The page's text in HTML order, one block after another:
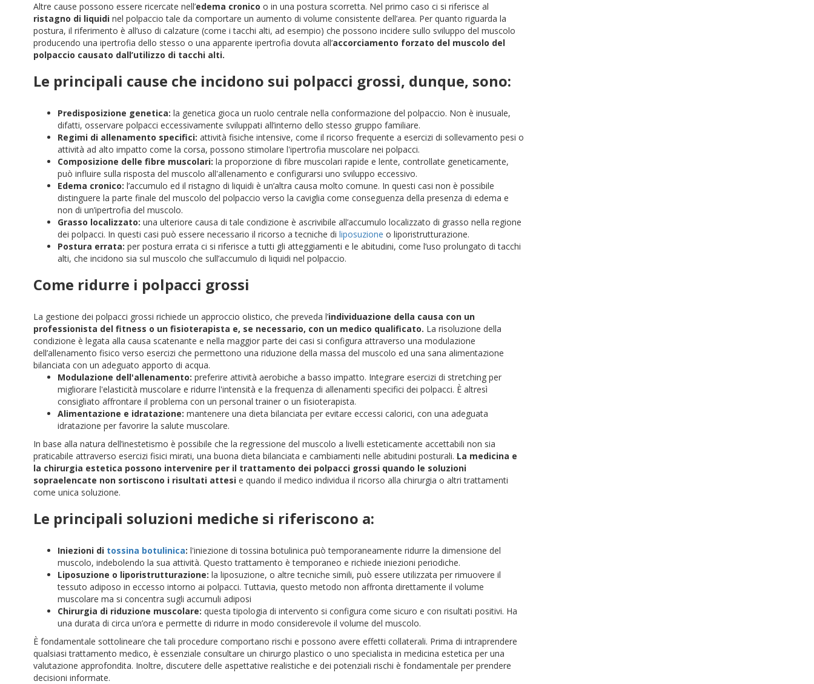
Altre cause possono essere ricercate nell’edema cronico o in una postura scorretta. Nel primo caso ci si riferisce al
ristagno di liquidi nel polpaccio tale da comportare un aumento di volume consistente dell’area. Per quanto riguarda la
postura, il riferimento è all’uso di calzature (come i tacchi alti, ad esempio) che possono incidere sullo sviluppo del muscolo
producendo una ipertrofia dello stesso o una apparente ipertrofia dovuta all’accorciamento forzato del muscolo del
polpaccio causato dall’utilizzo di tacchi alti.
Le principali cause che incidono sui polpacci grossi, dunque, sono:
Predisposizione genetica: la genetica gioca un ruolo centrale nella conformazione del polpaccio. Non è inusuale,
difatti, osservare polpacci eccessivamente sviluppati all’interno dello stesso gruppo familiare.
Regimi di allenamento specifici: attività fisiche intensive, come il ricorso frequente a esercizi di sollevamento pesi o
attività ad alto impatto come la corsa, possono stimolare l'ipertrofia muscolare nei polpacci.
Composizione delle fibre muscolari: la proporzione di fibre muscolari rapide e lente, controllate geneticamente,
può influire sulla risposta del muscolo all'allenamento e configurarsi uno sviluppo eccessivo.
Edema cronico: l’accumulo ed il ristagno di liquidi è un’altra causa molto comune. In questi casi non è possibile
distinguere la parte finale del muscolo del polpaccio verso la caviglia come conseguenza della presenza di edema e
non di un’ipertrofia del muscolo.
Grasso localizzato: una ulteriore causa di tale condizione è ascrivibile all’accumulo localizzato di grasso nella regione
dei polpacci. In questi casi può essere necessario il ricorso a tecniche di liposuzione o liporistrutturazione.
Postura errata: per postura errata ci si riferisce a tutti gli atteggiamenti e le abitudini, come l’uso prolungato di tacchi
alti, che incidono sia sul muscolo che sull’accumulo di liquidi nel polpaccio.
Come ridurre i polpacci grossi
La gestione dei polpacci grossi richiede un approccio olistico, che preveda l’individuazione della causa con un
professionista del fitness o un fisioterapista e, se necessario, con un medico qualificato. La risoluzione della
condizione è legata alla causa scatenante e nella maggior parte dei casi si configura attraverso una modulazione
dell’allenamento fisico verso esercizi che permettono una riduzione della massa del muscolo ed una sana alimentazione
bilanciata con un adeguato apporto di acqua.
Modulazione dell'allenamento: preferire attività aerobiche a basso impatto. Integrare esercizi di stretching per
migliorare l'elasticità muscolare e ridurre l'intensità e la frequenza di allenamenti specifici dei polpacci. È altresì
consigliato affrontare il problema con un personal trainer o un fisioterapista.
Alimentazione e idratazione: mantenere una dieta bilanciata per evitare eccessi calorici, con una adeguata
idratazione per favorire la salute muscolare.
In base alla natura dell’inestetismo è possibile che la regressione del muscolo a livelli esteticamente accettabili non sia
praticabile attraverso esercizi fisici mirati, una buona dieta bilanciata e cambiamenti nelle abitudini posturali. La medicina e
la chirurgia estetica possono intervenire per il trattamento dei polpacci grossi quando le soluzioni
sopraelencate non sortiscono i risultati attesi e quando il medico individua il ricorso alla chirurgia o altri trattamenti
come unica soluzione.
Le principali soluzioni mediche si riferiscono a:
Iniezioni di tossina botulinica: l'iniezione di tossina botulinica può temporaneamente ridurre la dimensione del
muscolo, indebolendo la sua attività. Questo trattamento è temporaneo e richiede iniezioni periodiche.
Liposuzione o liporistrutturazione: la liposuzione, o altre tecniche simili, può essere utilizzata per rimuovere il
tessuto adiposo in eccesso intorno ai polpacci. Tuttavia, questo metodo non affronta direttamente il volume
muscolare ma si concentra sugli accumuli adiposi
Chirurgia di riduzione muscolare: questa tipologia di intervento si configura come sicuro e con risultati positivi. Ha
una durata di circa un’ora e permette di ridurre in modo considerevole il volume del muscolo.
È fondamentale sottolineare che tali procedure comportano rischi e possono avere effetti collaterali. Prima di intraprendere
qualsiasi trattamento medico, è essenziale consultare un chirurgo plastico o uno specialista in medicina estetica per una
valutazione approfondita. Inoltre, discutere delle aspettative realistiche e dei potenziali rischi è fondamentale per prendere
decisioni informate.